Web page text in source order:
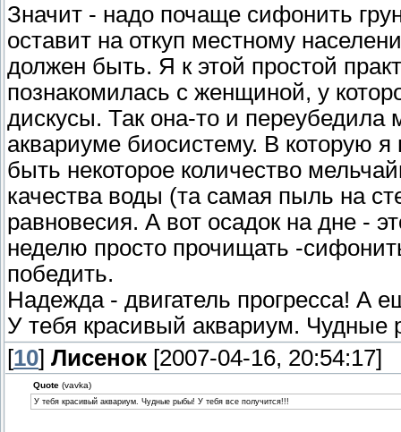
Значит - надо почаще сифонить
оставит на откуп местному
должен быть. Я к этой простой
познакомилась с женщиной, у
дискусы. Так она-то и переубедила
аквариуме биосистему. В которую
быть некоторое количество
качества воды (та самая пыль на
равновесия. А вот осадок на дне -
неделю просто прочищать -
победить.
Надежда - двигатель прогресса! А
У тебя красивый аквариум. Чудные
[10] Лисенок [2007-04-16, 20:54:17]
Quote(vavka)
У тебя красивый аквариум. Чудные рыбы! У тебя все получится!!!